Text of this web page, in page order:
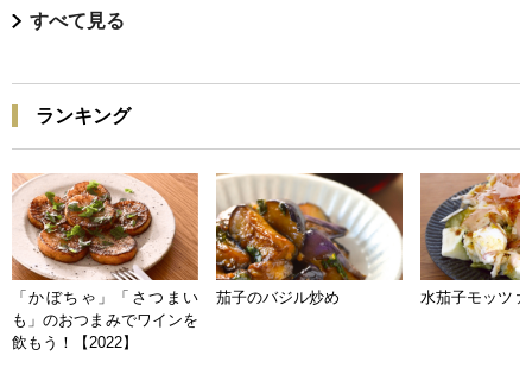
すべて見る
ランキング
「かぼちゃ」「さつまい
も」のおつまみでワインを
飲もう！【2022】
茄子のバジル炒め 水茄子モッツァ